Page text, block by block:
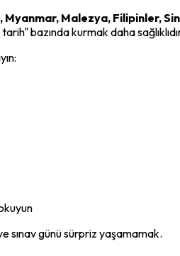
Myanmar, Malezya, Filipinler,
bazında kurmak daha
sınav günü sürpriz yaşamamak.